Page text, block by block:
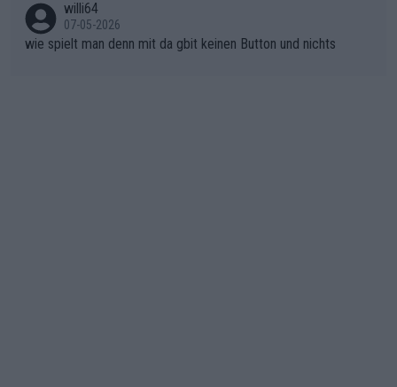
n)
willi64
07-05-2026
wie spielt man denn mit da gbit keinen Button und nichts